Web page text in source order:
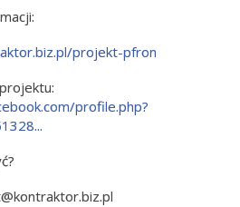
projekt-pfron
profile.php?